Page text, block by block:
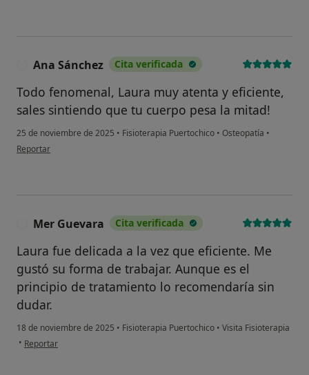
Ana Sánchez Cita verificada
Todo fenomenal, Laura muy atenta y eficiente,
sales sintiendo que tu cuerpo pesa la mitad!
25 de noviembre de 2025 • Fisioterapia Puertochico • Osteopatía •
en opinión del usuario Ana Sánchez
Reportar
Mer Guevara Cita verificada
Laura fue delicada a la vez que eficiente. Me
gustó su forma de trabajar. Aunque es el
principio de tratamiento lo recomendaría sin
dudar.
18 de noviembre de 2025 • Fisioterapia Puertochico • Visita Fisioterapia
• en opinión del usuario Mer Guevara
Reportar
Sí, varias veces
Sí, una vez
No, pero lo consideraría
No, y no confío en ello